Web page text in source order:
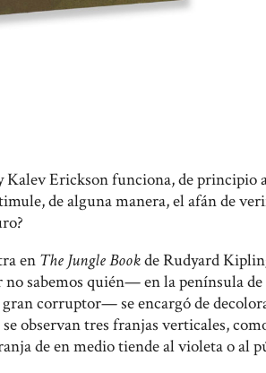
Kalev Erickson funciona, de principio
de alguna manera, el afán de
enThe Jungle Bookde Rudyard
sabemos quién— en la península de
corruptor— se encargó de
observan tres franjas verticales,
de en medio tiende al violeta o al